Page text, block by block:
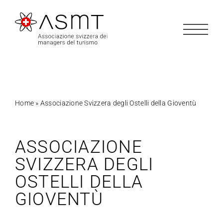
contenuto
Home » Associazione Svizzera degli Ostelli della Gioventù
ASSOCIAZIONE
SVIZZERA DEGLI
OSTELLI DELLA
GIOVENTÙ